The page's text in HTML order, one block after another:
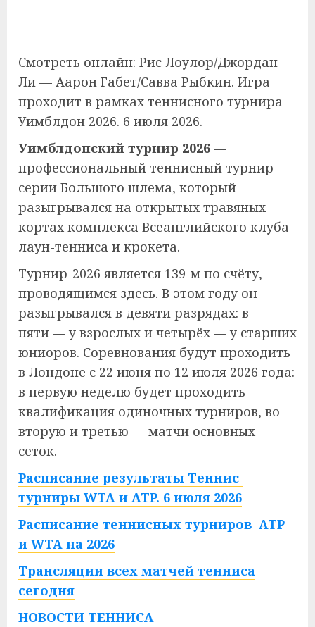
Смотреть онлайн: Рис Лоулор/Джордан
Ли — Аарон Габет/Савва Рыбкин. Игра
проходит в рамках теннисного турнира
Уимблдон 2026. 6 июля 2026.
Уимблдонский турнир 2026 —
профессиональный теннисный турнир
серии Большого шлема, который
разыгрывался на открытых травяных
кортах комплекса Всеанглийского клуба
лаун-тенниса и крокета.
Турнир-2026 является 139-м по счёту,
проводящимся здесь. В этом году он
разыгрывался в девяти разрядах: в
пяти — у взрослых и четырёх — у старших
юниоров. Соревнования будут проходить
в Лондоне с 22 июня по 12 июля 2026 года:
в первую неделю будет проходить
квалификация одиночных турниров, во
вторую и третью — матчи основных
сеток.
Расписание результаты Теннис
турниры WTA и ATP. 6 июля 2026
Расписание теннисных турниров ATP
и WTA на 2026
Трансляции всех матчей тенниса
сегодня
НОВОСТИ ТЕННИСА